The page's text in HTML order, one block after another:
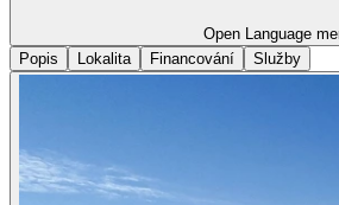
Open Language
Popis
Lokalita Financování Služby